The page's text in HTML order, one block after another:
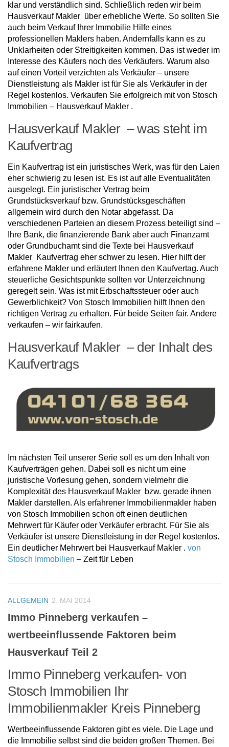
klar und verständlich sind. Schließlich reden wir beim
Hausverkauf Makler über erhebliche Werte. So sollten Sie
auch beim Verkauf Ihrer Immobilie Hilfe eines
professionellen Maklers haben. Andernfalls kann es zu
Unklarheiten oder Streitigkeiten kommen. Das ist weder im
Interesse des Käufers noch des Verkäufers. Warum also
auf einen Vorteil verzichten als Verkäufer – unsere
Dienstleistung als Makler ist für Sie als Verkäufer in der
Regel kostenlos. Verkaufen Sie erfolgreich mit von Stosch
Immobilien – Hausverkauf Makler .
Hausverkauf Makler – was steht im
Kaufvertrag
Ein Kaufvertrag ist ein juristisches Werk, was für den Laien
eher schwierig zu lesen ist. Es ist auf alle Eventualitäten
ausgelegt. Ein juristischer Vertrag beim
Grundstücksverkauf bzw. Grundstücksgeschäften
allgemein wird durch den Notar abgefasst. Da
verschiedenen Parteien an diesem Prozess beteiligt sind –
Ihre Bank, die finanzierende Bank aber auch Finanzamt
oder Grundbuchamt sind die Texte bei Hausverkauf
Makler Kaufvertrag eher schwer zu lesen. Hier hilft der
erfahrene Makler und erläutert Ihnen den Kaufvertag. Auch
steuerliche Gesichtspunkte sollten vor Unterzeichnung
geregelt sein. Was ist mit Erbschaftssteuer oder auch
Gewerblichkeit? Von Stosch Immobilien hilft Ihnen den
richtigen Vertrag zu erhalten. Für beide Seiten fair. Andere
verkaufen – wir fairkaufen.
Hausverkauf Makler – der Inhalt des
Kaufvertrags
Im nächsten Teil unserer Serie soll es um den Inhalt von
Kaufverträgen gehen. Dabei soll es nicht um eine
juristische Vorlesung gehen, sondern vielmehr die
Komplexität des Hausverkauf Makler bzw. gerade ihnen
Makler darstellen. Als erfahrener Immobilienmakler haben
von Stosch Immobilien schon oft einen deutlichen
Mehrwert für Käufer oder Verkäufer erbracht. Für Sie als
Verkäufer ist unsere Dienstleistung in der Regel kostenlos.
Ein deutlicher Mehrwert bei Hausverkauf Makler . von
Stosch Immobilien – Zeit für Leben
ALLGEMEIN 2. MAI 2014
Immo Pinneberg verkaufen –
wertbeeinflussende Faktoren beim
Hausverkauf Teil 2
Immo Pinneberg verkaufen- von
Stosch Immobilien Ihr
Immobilienmakler Kreis Pinneberg
Wertbeeinflussende Faktoren gibt es viele. Die Lage und
die Immobilie selbst sind die beiden großen Themen. Bei